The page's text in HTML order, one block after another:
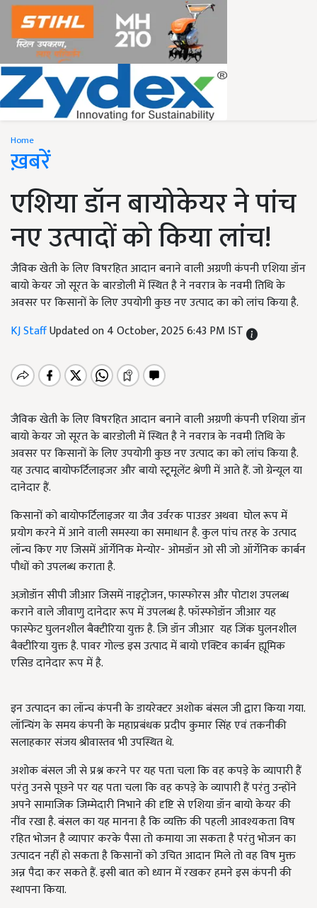
Home
ख़बरें
एशिया डॉन बायोकेयर ने पांच
नए उत्पादों को किया लांच!
जैविक खेती के लिए विषरहित आदान बनाने वाली अग्रणी कंपनी एशिया डॉन
बायो केयर जो सूरत के बारडोली में स्थित है ने नवरात्र के नवमी तिथि के
अवसर पर किसानों के लिए उपयोगी कुछ नए उत्पाद का को लांच किया है.
KJ StaffUpdated on 4 October, 2025 6:43 PM IST
जैविक खेती के लिए विषरहित आदान बनाने वाली अग्रणी कंपनी एशिया डॉन
बायो केयर जो सूरत के बारडोली में स्थित है ने नवरात्र के नवमी तिथि के
अवसर पर किसानों के लिए उपयोगी कुछ नए उत्पाद का को लांच किया है.
यह उत्पाद बायोफर्टिलाइजर और बायो स्टूमूलेंट श्रेणी में आते हैं. जो ग्रेन्यूल या
दानेदार हैं.
किसानों को बायोफर्टिलाइजर या जैव उर्वरक पाउडर अथवा घोल रूप में
प्रयोग करने में आने वाली समस्या का समाधान है. कुल पांच तरह के उत्पाद
लॉन्च किए गए जिसमें ऑर्गेनिक मेन्योर- ओमडॉन ओ सी जो ऑर्गेनिक कार्बन
पौधों को उपलब्ध कराता है.
अज़ोडॉन सीपी जीआर जिसमें नाइट्रोजन, फास्फोरस और पोटाश उपलब्ध
कराने वाले जीवाणु दानेदार रूप में उपलब्ध है. फॉस्फोडॉन जीआर यह
फास्फेट घुलनशील बैक्टीरिया युक्त है. ज़ि डॉन जीआर यह जिंक घुलनशील
बैक्टीरिया युक्त है. पावर गोल्ड इस उत्पाद में बायो एक्टिव कार्बन ह्यूमिक
एसिड दानेदार रूप में है.
इन उत्पादन का लॉन्च कंपनी के डायरेक्टर अशोक बंसल जी द्वारा किया गया.
लॉन्चिंग के समय कंपनी के महाप्रबंधक प्रदीप कुमार सिंह एवं तकनीकी
सलाहकार संजय श्रीवास्तव भी उपस्थित थे.
अशोक बंसल जी से प्रश्न करने पर यह पता चला कि वह कपड़े के व्यापारी हैं
परंतु उनसे पूछने पर यह पता चला कि वह कपड़े के व्यापारी हैं परंतु उन्होंने
अपने सामाजिक जिम्मेदारी निभाने की दृष्टि से एशिया डॉन बायो केयर की
नींव रखा है. बंसल का यह मानना है कि व्यक्ति की पहली आवश्यकता विष
रहित भोजन है व्यापार करके पैसा तो कमाया जा सकता है परंतु भोजन का
उत्पादन नहीं हो सकता है किसानों को उचित आदान मिले तो वह विष मुक्त
अन्न पैदा कर सकते हैं. इसी बात को ध्यान में रखकर हमने इस कंपनी की
स्थापना किया.